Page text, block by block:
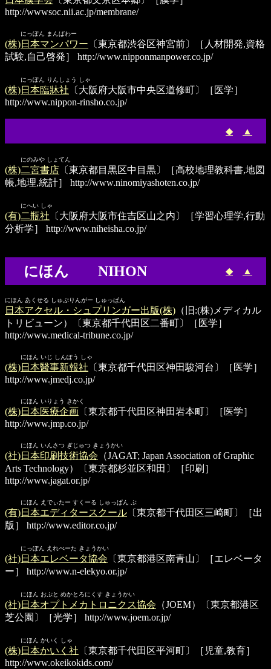
http://wwwsoc.nii.ac.jp/membrane/
にっぽん まんぱわー
(株)日本マンパワー 〔東京都渋谷区神宮前〕［人材開発,資格
試験,自己啓発］
http://www.nipponmanpower.co.jp/
にっぽん りんしょう しゃ
(株)日本臨牀社 〔大阪府大阪市中央区道修町〕［医学］
http://www.nippon-rinsho.co.jp/
◆ ▲
にのみや しょてん
(株)二宮書店 〔東京都目黒区中目黒〕［高校地理教科書,地図
帳,地理,統計］
http://www.ninomiyashoten.co.jp/
にへい しゃ
(有)二瓶社 〔大阪府大阪市住吉区山之内〕［学習心理学,行動
分析学］
http://www.niheisha.co.jp/
にほん NIHON ◆ ▲
にほん あくせる しゅぷりんがー しゅっぱん
日本アクセル・シュプリンガー出版(株) （旧:(株)メディカル
トリビューン）〔東京都千代田区二番町〕［医学］
http://www.medical-tribune.co.jp/
にほん いじ しんぽう しゃ
(株)日本醫事新報社 〔東京都千代田区神田駿河台〕［医学］
http://www.jmedj.co.jp/
にほん いりょう きかく
(株)日本医療企画 〔東京都千代田区神田岩本町〕［医学］
http://www.jmp.co.jp/
にほん いんさつ ぎじゅつ きょうかい
(社)日本印刷技術協会 （JAGAT; Japan Association of Graphic
Arts Technology）〔東京都杉並区和田〕［印刷］
http://www.jagat.or.jp/
にほん えでぃたー すくーる しゅっぱん ぶ
(有)日本エディタースクール 〔東京都千代田区三崎町〕［出
版］
http://www.editor.co.jp/
にっぽん えれべーた きょうかい
(社)日本エレベータ協会 〔東京都港区南青山〕［エレベータ
ー］
http://www.n-elekyo.or.jp/
にほん おぷと めかとろにくす きょうかい
(社)日本オプトメカトロニクス協会 （JOEM）〔東京都港区
芝公園〕［光学］
http://www.joem.or.jp/
にほん かいく しゃ
(株)日本かいく社 〔東京都千代田区平河町〕［児童,教育］
http://www.okeikokids.com/